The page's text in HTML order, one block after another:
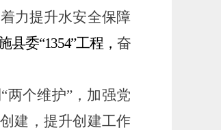
力提升水安全保障
县委“1354”工程，奋
两个维护”，加强党
建，提升创建工作